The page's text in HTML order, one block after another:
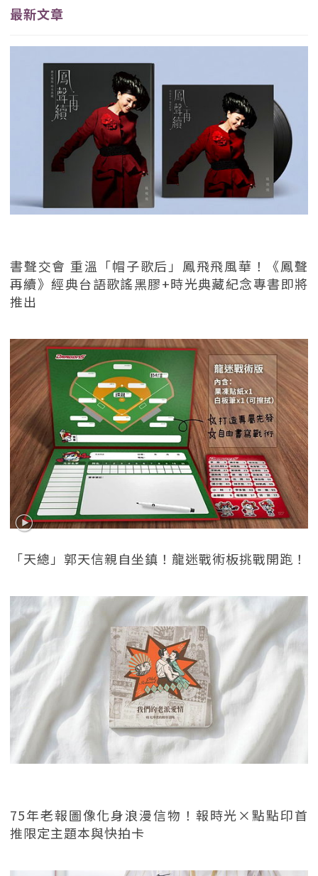
最新文章
書聲交會 重溫「帽子歌后」鳳飛飛風華！《鳳聲
再續》經典台語歌謠黑膠+時光典藏紀念專書即將
推出
「天總」郭天信親自坐鎮！龍迷戰術板挑戰開跑！
75年老報圖像化身浪漫信物！報時光×點點印首
推限定主題本與快拍卡